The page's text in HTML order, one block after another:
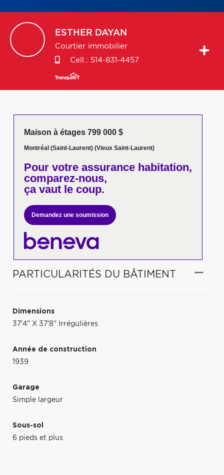
ESTHER DAYAN
Courtier immobilier
Cell.: 514-831-4457
Maison à étages 799 000 $
Montréal (Saint-Laurent) (Vieux Saint-Laurent)
Pour votreassurance habitation,
comparez-nous,
ça vaut le coup.
Demandez une soumission
PARTICULARITÉS DU BÂTIMENT
Dimensions
37'4" X 37'8" Irrégulières
Année de construction
1939
Garage
Simple largeur
Sous-sol
6 pieds et plus